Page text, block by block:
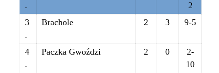
.
2
3
.
Brachole 2 3 9-5
4
.
Paczka Gwoździ 2 0
2-
10